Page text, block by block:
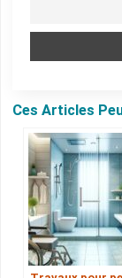
Ces Articles